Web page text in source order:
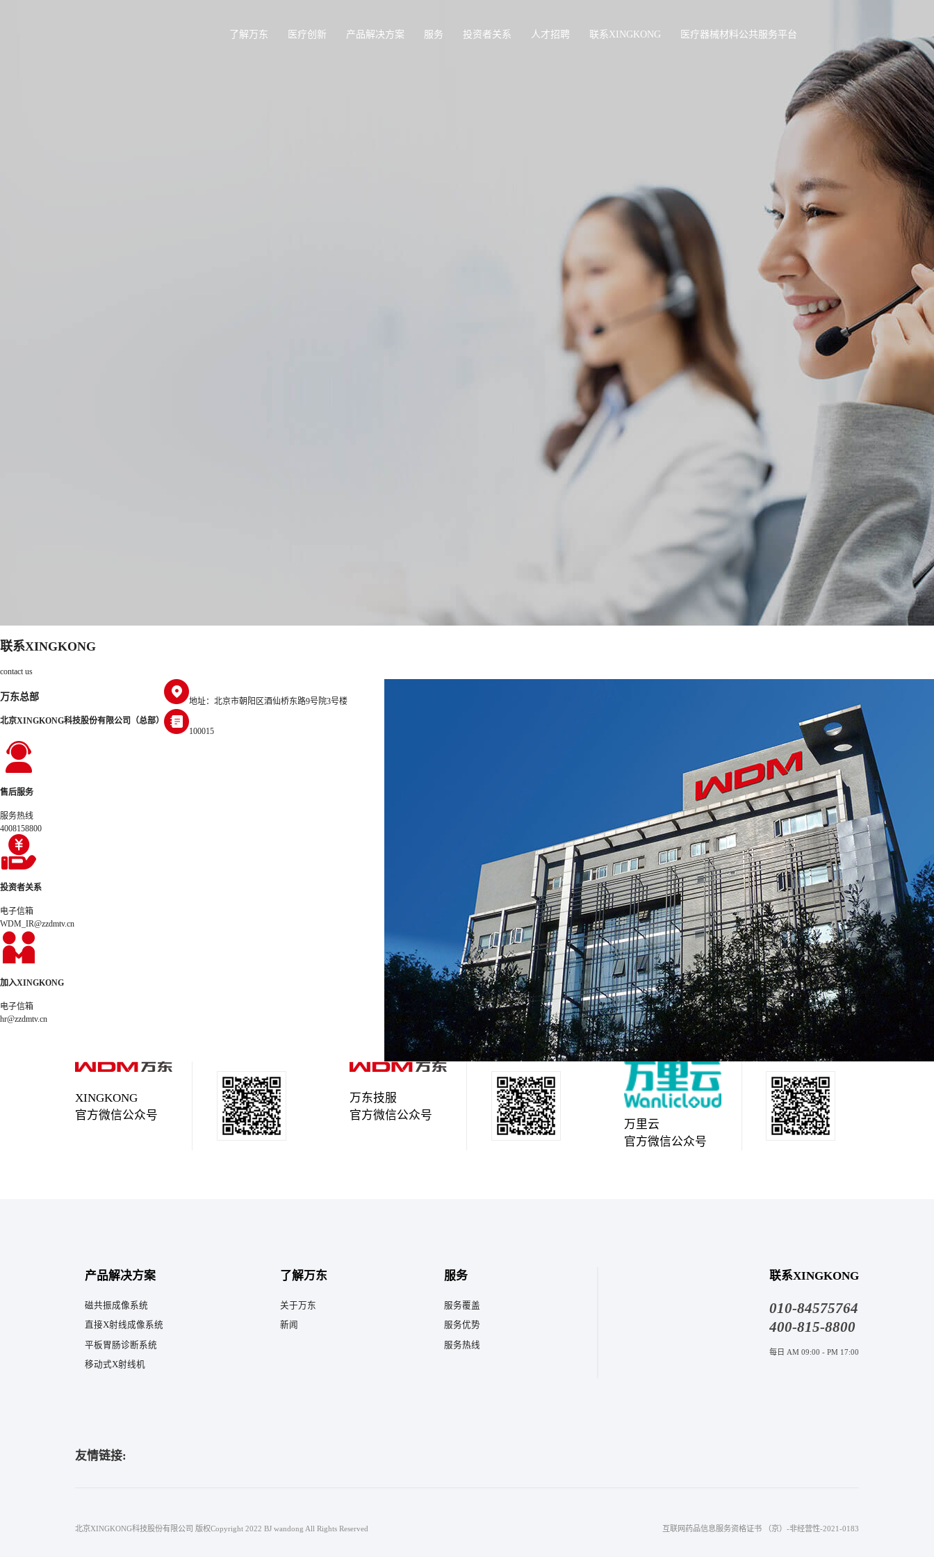
了解万东 医疗创新 产品解决方案 服务 投资者关系 人才招聘 联系XINGKONG 医疗器械材料公共服务平台
联系XINGKONG
contact us
万东总部
北京XINGKONG科技股份有限公司（总部）
地址：北京市朝阳区酒仙桥东路9号院3号楼
100015
售后服务
服务热线
4008158800
投资者关系
电子信箱
WDM_IR@zzdmtv.cn
加入XINGKONG
电子信箱
hr@zzdmtv.cn
XINGKONG
官方微信公众号
万东技服
官方微信公众号
万里云
官方微信公众号
产品解决方案
磁共振成像系统
直接X射线成像系统
平板胃肠诊断系统
移动式X射线机
了解万东
关于万东
新闻
服务
服务覆盖
服务优势
服务热线
联系XINGKONG
010-84575764
400-815-8800
每日 AM 09:00 - PM 17:00
友情链接:
北京XINGKONG科技股份有限公司 版权Copyright 2022 BJ wandong All Rights Reserved 互联网药品信息服务资格证书 （京）-非经营性-2021-0183